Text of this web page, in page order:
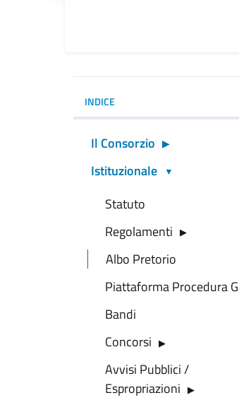
INDICE
Il Consorzio
Istituzionale
Statuto
Regolamenti
Albo Pretorio
Piattaforma Procedura
Bandi
Concorsi
Avvisi Pubblici /
Espropriazioni